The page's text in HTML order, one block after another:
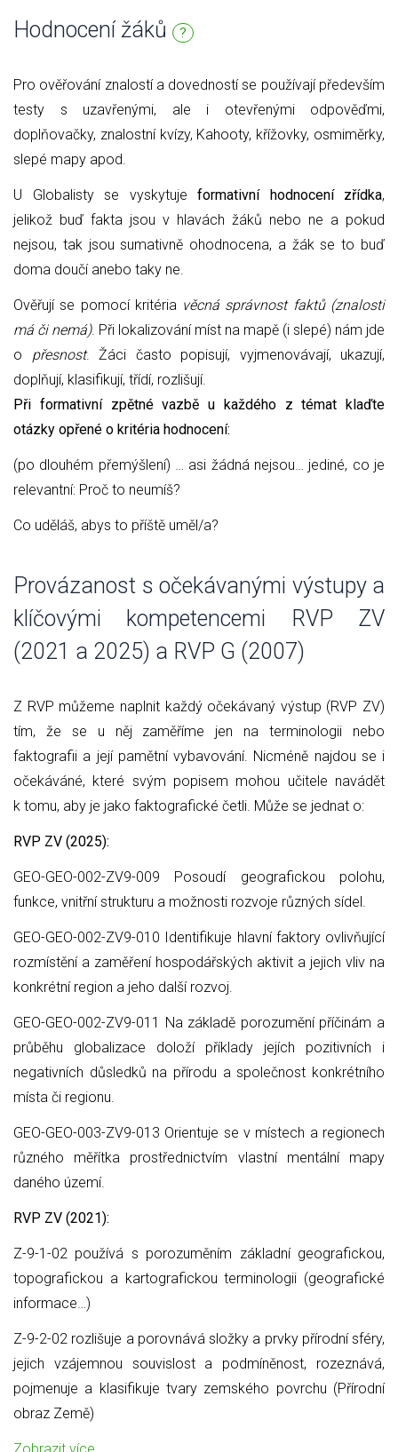
Hodnocení žáků ?
Pro ověřování znalostí a dovedností se používají především
testy s uzavřenými, ale i otevřenými odpověďmi,
doplňovačky, znalostní kvízy, Kahooty, křížovky, osmiměrky,
slepé mapy apod.
U Globalisty se vyskytuje formativní hodnocení zřídka,
jelikož buď fakta jsou v hlavách žáků nebo ne a pokud
nejsou, tak jsou sumativně ohodnocena, a žák se to buď
doma doučí anebo taky ne.
Ověřují se pomocí kritéria věcná správnost faktů (znalosti
má či nemá). Při lokalizování míst na mapě (i slepé) nám jde
o přesnost. Žáci často popisují, vyjmenovávají, ukazují,
doplňují, klasifikují, třídí, rozlišují.
Při formativní zpětné vazbě u každého z témat klaďte
otázky opřené o kritéria hodnocení:
(po dlouhém přemýšlení) … asi žádná nejsou… jediné, co je
relevantní: Proč to neumíš?
Co uděláš, abys to příště uměl/a?
Provázanost s očekávanými výstupy a
klíčovými kompetencemi RVP ZV
(2021 a 2025) a RVP G (2007)
Z RVP můžeme naplnit každý očekávaný výstup (RVP ZV)
tím, že se u něj zaměříme jen na terminologii nebo
faktografii a její pamětní vybavování. Nicméně najdou se i
očekáváné, které svým popisem mohou učitele navádět
k tomu, aby je jako faktografické četli. Může se jednat o:
RVP ZV (2025):
GEO-GEO-002-ZV9-009 Posoudí geografickou polohu,
funkce, vnitřní strukturu a možnosti rozvoje různých sídel.
GEO-GEO-002-ZV9-010 Identifikuje hlavní faktory ovlivňující
rozmístění a zaměření hospodářských aktivit a jejich vliv na
konkrétní region a jeho další rozvoj.
GEO-GEO-002-ZV9-011 Na základě porozumění příčinám a
průběhu globalizace doloží příklady jejích pozitivních i
negativních důsledků na přírodu a společnost konkrétního
místa či regionu.
GEO-GEO-003-ZV9-013 Orientuje se v místech a regionech
různého měřítka prostřednictvím vlastní mentální mapy
daného území.
RVP ZV (2021):
Z-9-1-02 používá s porozuměním základní geografickou,
topografickou a kartografickou terminologii (geografické
informace…)
Z-9-2-02 rozlišuje a porovnává složky a prvky přírodní sféry,
jejich vzájemnou souvislost a podmíněnost, rozeznává,
pojmenuje a klasifikuje tvary zemského povrchu (Přírodní
obraz Země)